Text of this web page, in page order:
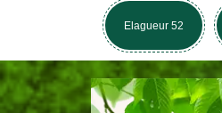
Elagueur 52